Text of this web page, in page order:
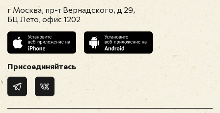
г Москва, пр-т Вернадского, д 29,
БЦ Лето, офис 1202
Присоединяйтесь